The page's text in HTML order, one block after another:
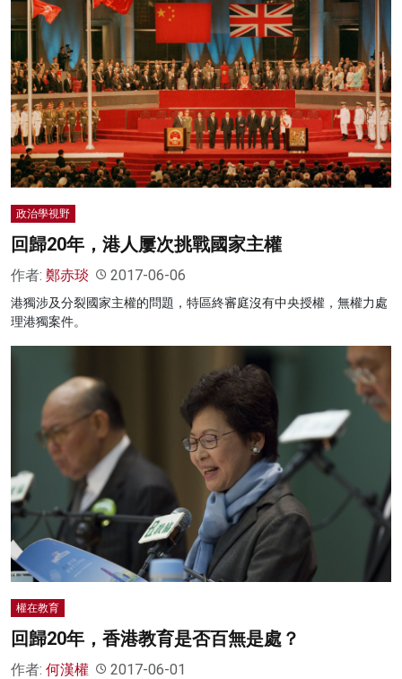
政治學視野
回歸20年，港人屢次挑戰國家主權
作者: 鄭赤琰 2017-06-06
港獨涉及分裂國家主權的問題，特區終審庭沒有中央授權，無權力處
理港獨案件。
權在教育
回歸20年，香港教育是否百無是處？
作者: 何漢權 2017-06-01